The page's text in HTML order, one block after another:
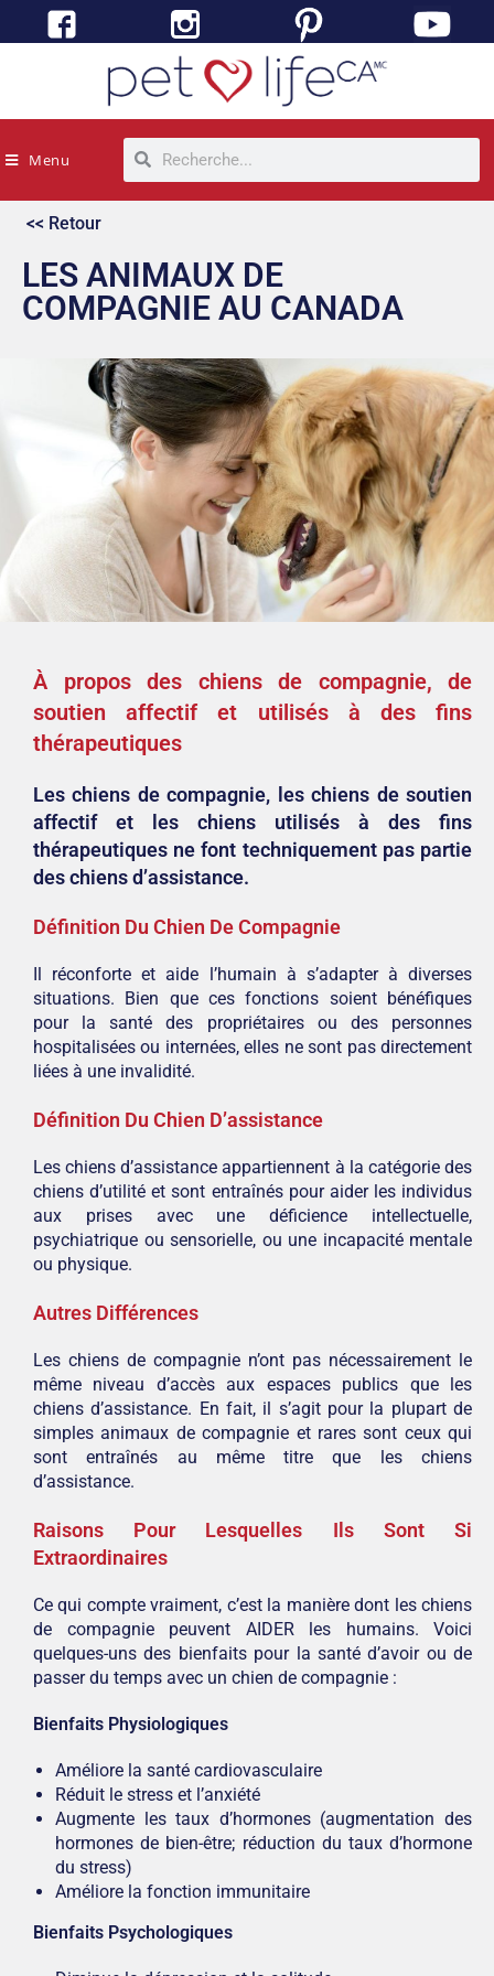
Menu
<< Retour
LES ANIMAUX DE
COMPAGNIE AU CANADA
À propos des chiens de compagnie, de
soutien affectif et utilisés à des fins
thérapeutiques
Les chiens de compagnie, les chiens de soutien
affectif et les chiens utilisés à des fins
thérapeutiques ne font techniquement pas partie
des chiens d’assistance.
Définition Du Chien De Compagnie
Il réconforte et aide l’humain à s’adapter à diverses
situations. Bien que ces fonctions soient bénéfiques
pour la santé des propriétaires ou des personnes
hospitalisées ou internées, elles ne sont pas directement
liées à une invalidité.
Définition Du Chien D’assistance
Les chiens d’assistance appartiennent à la catégorie des
chiens d’utilité et sont entraînés pour aider les individus
aux prises avec une déficience intellectuelle,
psychiatrique ou sensorielle, ou une incapacité mentale
ou physique.
Autres Différences
Les chiens de compagnie n’ont pas nécessairement le
même niveau d’accès aux espaces publics que les
chiens d’assistance. En fait, il s’agit pour la plupart de
simples animaux de compagnie et rares sont ceux qui
sont entraînés au même titre que les chiens
d’assistance.
Raisons Pour Lesquelles Ils Sont Si
Extraordinaires
Ce qui compte vraiment, c’est la manière dont les chiens
de compagnie peuvent AIDER les humains. Voici
quelques-uns des bienfaits pour la santé d’avoir ou de
passer du temps avec un chien de compagnie :
Bienfaits Physiologiques
Améliore la santé cardiovasculaire
Réduit le stress et l’anxiété
Augmente les taux d’hormones (augmentation des
hormones de bien-être; réduction du taux d’hormone
du stress)
Améliore la fonction immunitaire
Bienfaits Psychologiques